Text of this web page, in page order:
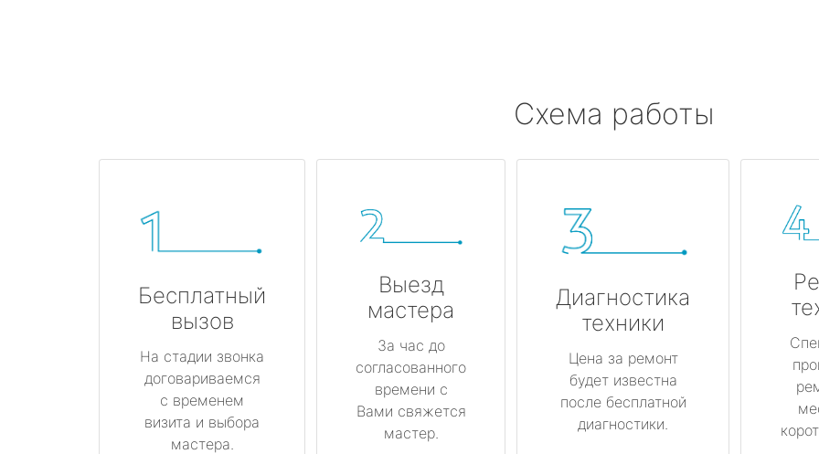
Схема работы
Бесплатный
вызов
На стадии звонка
договариваемся
с временем
визита и выбора
мастера.
Выезд
мастера
За час до
согласованного
времени с
Вами свяжется
мастер.
Диагностика
техники
Цена за ремонт
будет известна
после бесплатной
диагностики.